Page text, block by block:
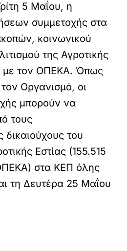
5 Μαΐου, η
συμμετοχής στα
κοινωνικού
της Αγροτικής
με τον ΟΠΕΚΑ. Όπως
Οργανισμό, οι
μπορούν να
τους
του
Εστίας (155.515
στα ΚΕΠ όλης
τη Δευτέρα 25 Μαΐου